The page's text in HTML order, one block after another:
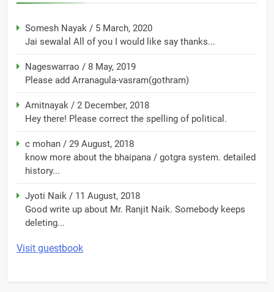
Somesh Nayak / 5 March, 2020
Jai sewalal All of you I would like say thanks...
Nageswarrao / 8 May, 2019
Please add Arranagula-vasram(gothram)
Amitnayak / 2 December, 2018
Hey there! Please correct the spelling of political.
c mohan / 29 August, 2018
know more about the bhaipana / gotgra system. detailed
history...
Jyoti Naik / 11 August, 2018
Good write up about Mr. Ranjit Naik. Somebody keeps
deleting...
Visit guestbook